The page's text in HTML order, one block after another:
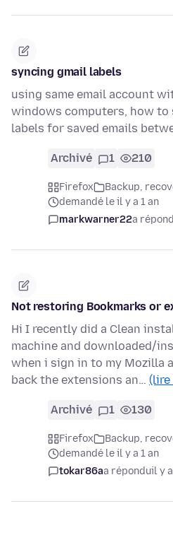
syncing gmail labels
using same email account
windows computers, how to
labels for saved emails
Archivé 1 210
Firefox
Backup,
demandé le il y a 1 an
markwarner22a
Not restoring Bookmarks or
Hi I recently did a Clean
machine and downloaded/
when i sign in to my Mozilla
back the extensions an… (lire
Archivé 1 130
Firefox
Backup,
demandé le il y a 1 an
tokar86aa réponduil y